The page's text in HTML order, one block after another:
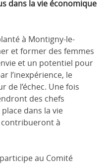
dans la vie économique
à Montigny-le-
et former des femmes
et un potentiel pour
l’inexpérience, le
de l’échec. Une fois
des chefs
dans la vie
contribueront à
au Comité